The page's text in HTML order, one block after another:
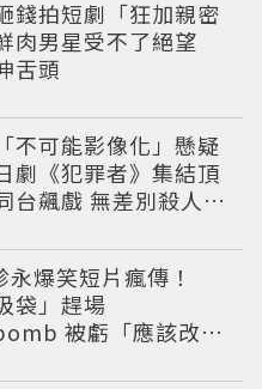
錢拍短劇「狂加親密
肉男星受不了絕望
舌頭
不可能影像化」懸疑
劇《犯罪者》集結頂
台飆戲 無差別殺人案
永爆笑短片瘋傳！
袋」趕場
被虧「應該改名